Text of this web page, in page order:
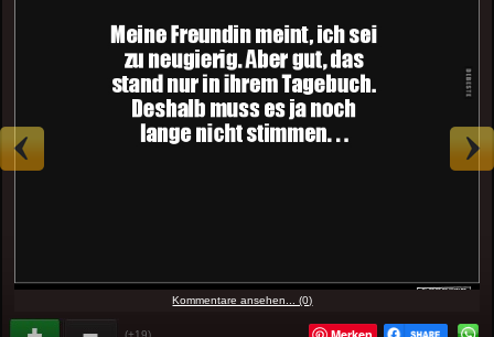
Kommentare ansehen... (0)
(+19)